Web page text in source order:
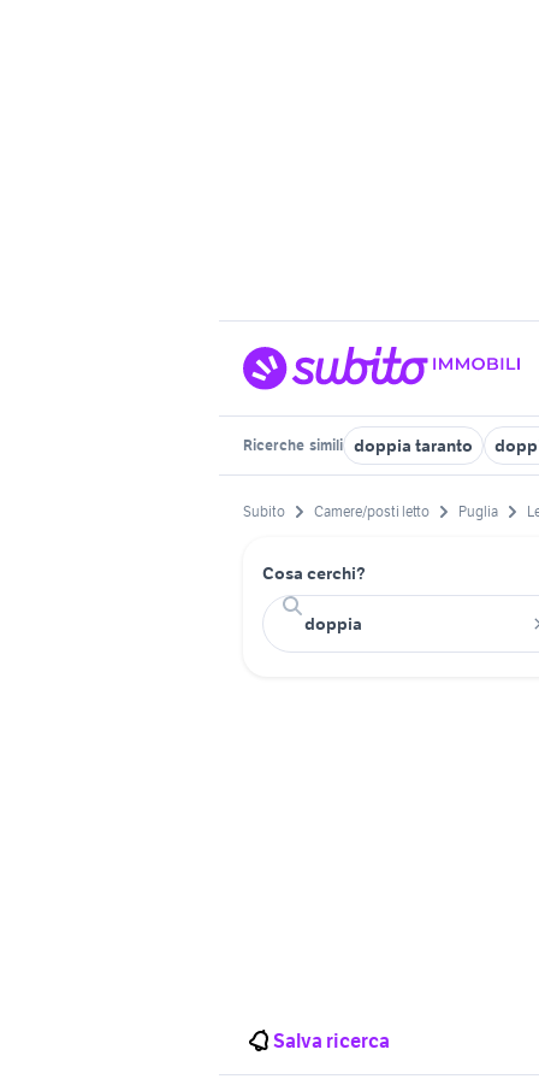
Ricerche simili doppia taranto
Subito Camere/posti letto Puglia
Cosa cerchi?
Salva ricerca